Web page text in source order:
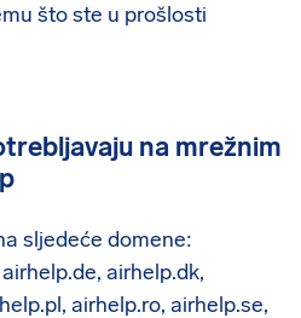
što ste u prošlosti
na mrežnim
sljedeće domene:
airhelp.dk,
airhelp.ro, airhelp.se,